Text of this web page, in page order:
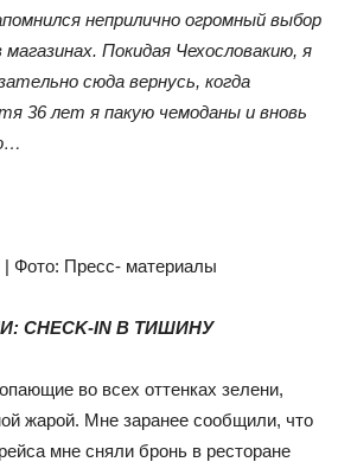
неприлично огромный выбор
Покидая Чехословакию, я
сюда вернусь, когда
36 лет я пакую чемоданы и вновь
Фото: Пресс- материалы
CHECK-IN В ТИШИНУ
во всех оттенках зелени,
жарой. Мне заранее сообщили, что
мне сняли бронь в ресторане